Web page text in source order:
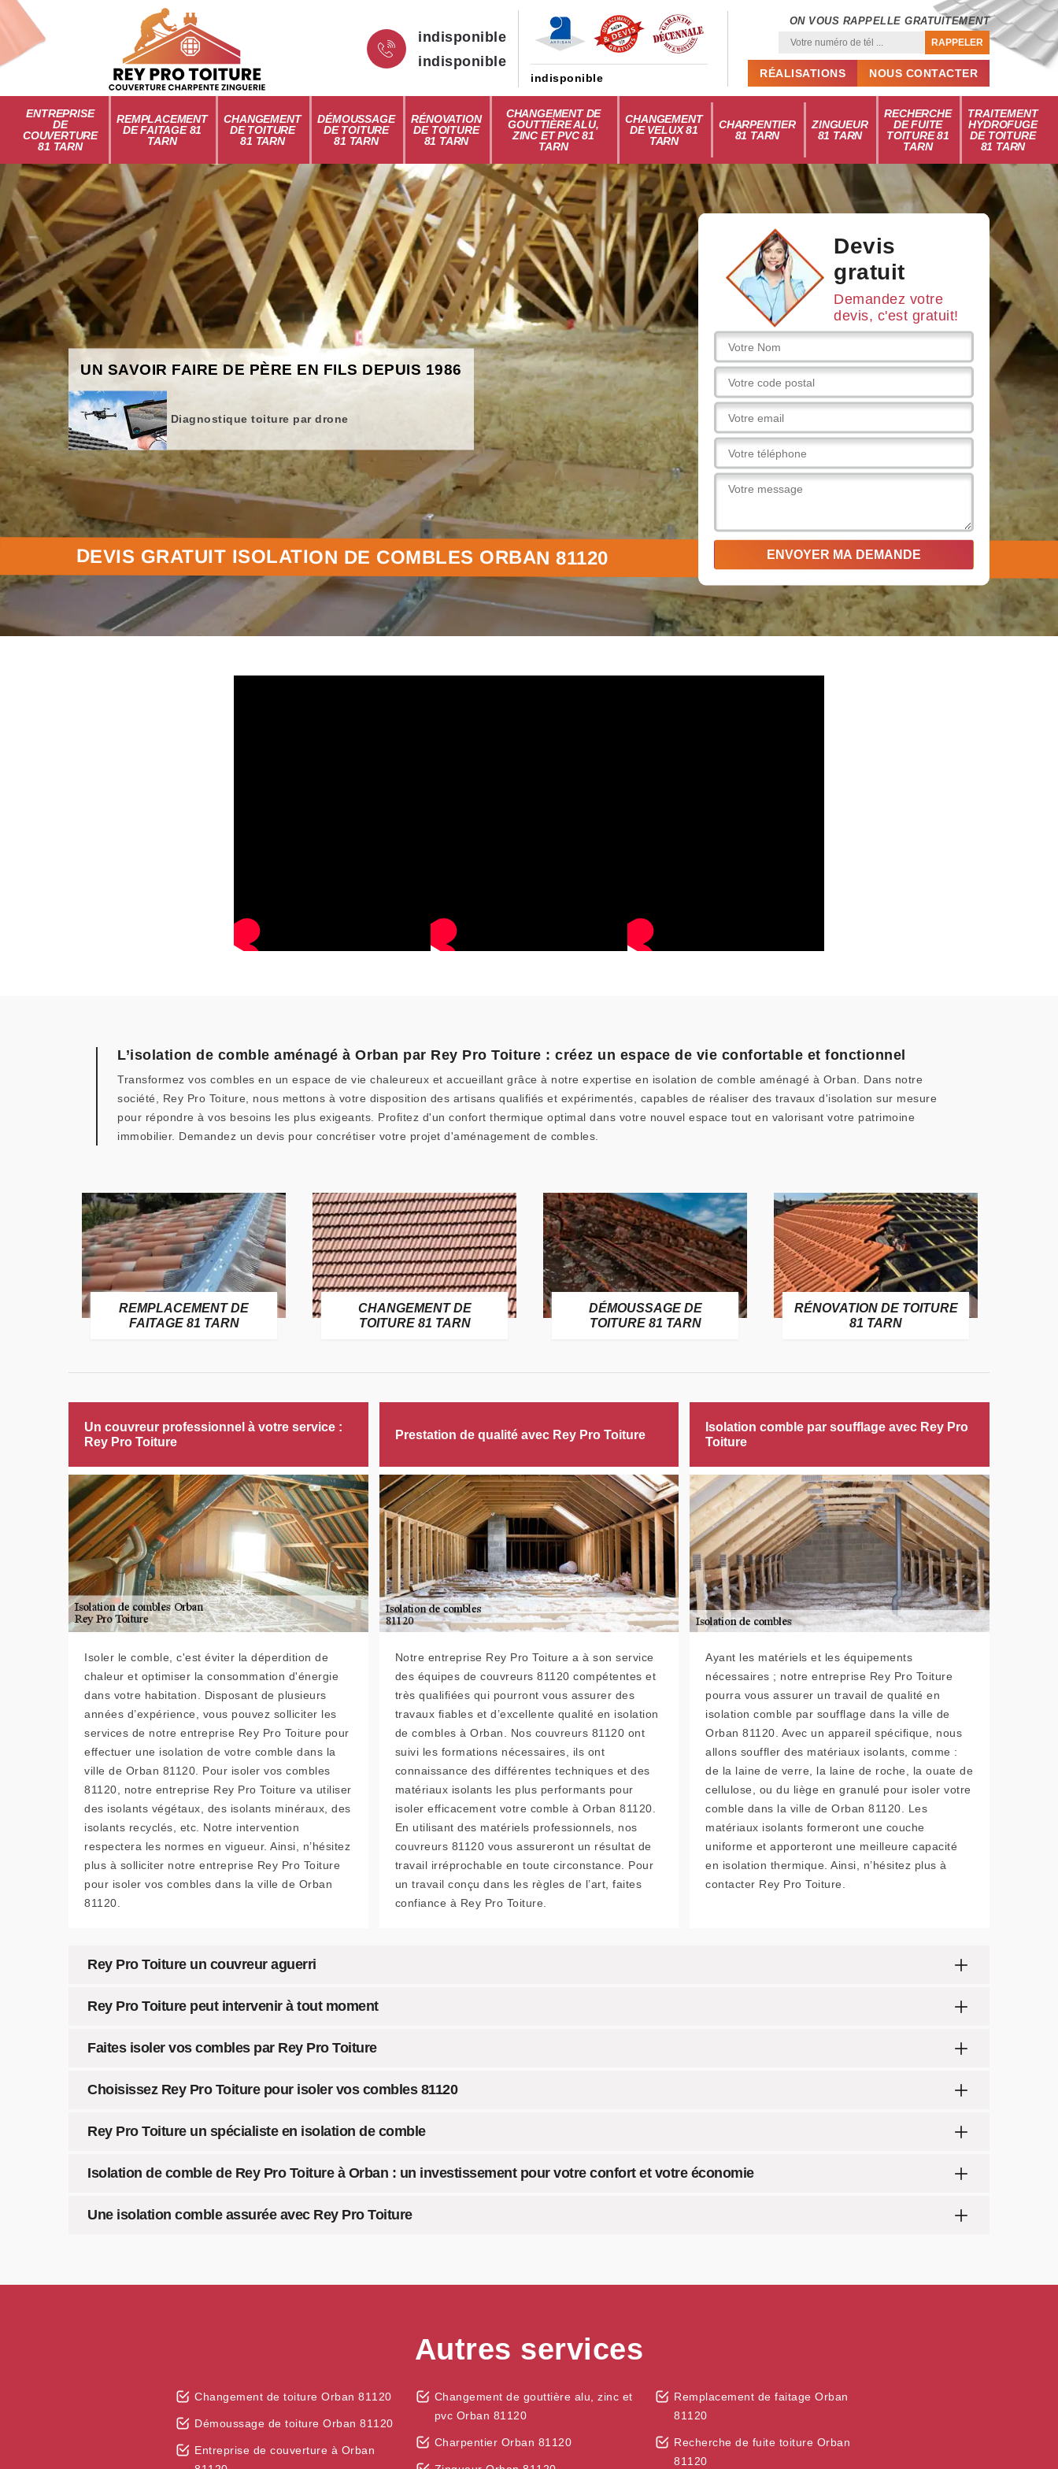
indisponible
indisponible
indisponible
ON VOUS RAPPELLE GRATUITEMENT
RÉALISATIONS NOUS CONTACTER
ENTREPRISE
DE
COUVERTURE
81 TARN
REMPLACEMENT
DE FAITAGE 81
TARN
CHANGEMENT
DE TOITURE
81 TARN
DÉMOUSSAGE
DE TOITURE
81 TARN
RÉNOVATION
DE TOITURE
81 TARN
CHANGEMENT DE
GOUTTIÈRE ALU,
ZINC ET PVC 81
TARN
CHANGEMENT
DE VELUX 81
TARN
CHARPENTIER
81 TARN
ZINGUEUR
81 TARN
RECHERCHE
DE FUITE
TOITURE 81
TARN
TRAITEMENT
HYDROFUGE
DE TOITURE
81 TARN
UN SAVOIR FAIRE DE PÈRE EN FILS DEPUIS 1986
Diagnostique toiture par drone
Devis
gratuit
Demandez votre
devis, c'est gratuit!
DEVIS GRATUIT ISOLATION DE COMBLES ORBAN 81120
L’isolation de comble aménagé à Orban par Rey Pro Toiture : créez un espace de vie confortable et fonctionnel
Transformez vos combles en un espace de vie chaleureux et accueillant grâce à notre expertise en isolation de comble aménagé à Orban. Dans notre
société, Rey Pro Toiture, nous mettons à votre disposition des artisans qualifiés et expérimentés, capables de réaliser des travaux d'isolation sur mesure
pour répondre à vos besoins les plus exigeants. Profitez d'un confort thermique optimal dans votre nouvel espace tout en valorisant votre patrimoine
immobilier. Demandez un devis pour concrétiser votre projet d'aménagement de combles.
REMPLACEMENT DE
FAITAGE 81 TARN
CHANGEMENT DE
TOITURE 81 TARN
DÉMOUSSAGE DE
TOITURE 81 TARN
RÉNOVATION DE TOITURE
81 TARN
Un couvreur professionnel à votre service :
Rey Pro Toiture
Isoler le comble, c'est éviter la déperdition de
chaleur et optimiser la consommation d'énergie
dans votre habitation. Disposant de plusieurs
années d’expérience, vous pouvez solliciter les
services de notre entreprise Rey Pro Toiture pour
effectuer une isolation de votre comble dans la
ville de Orban 81120. Pour isoler vos combles
81120, notre entreprise Rey Pro Toiture va utiliser
des isolants végétaux, des isolants minéraux, des
isolants recyclés, etc. Notre intervention
respectera les normes en vigueur. Ainsi, n’hésitez
plus à solliciter notre entreprise Rey Pro Toiture
pour isoler vos combles dans la ville de Orban
81120.
Prestation de qualité avec Rey Pro Toiture
Notre entreprise Rey Pro Toiture a à son service
des équipes de couvreurs 81120 compétentes et
très qualifiées qui pourront vous assurer des
travaux fiables et d’excellente qualité en isolation
de combles à Orban. Nos couvreurs 81120 ont
suivi les formations nécessaires, ils ont
connaissance des différentes techniques et des
matériaux isolants les plus performants pour
isoler efficacement votre comble à Orban 81120.
En utilisant des matériels professionnels, nos
couvreurs 81120 vous assureront un résultat de
travail irréprochable en toute circonstance. Pour
un travail conçu dans les règles de l’art, faites
confiance à Rey Pro Toiture.
Isolation comble par soufflage avec Rey Pro
Toiture
Ayant les matériels et les équipements
nécessaires ; notre entreprise Rey Pro Toiture
pourra vous assurer un travail de qualité en
isolation comble par soufflage dans la ville de
Orban 81120. Avec un appareil spécifique, nous
allons souffler des matériaux isolants, comme :
de la laine de verre, la laine de roche, la ouate de
cellulose, ou du liège en granulé pour isoler votre
comble dans la ville de Orban 81120. Les
matériaux isolants formeront une couche
uniforme et apporteront une meilleure capacité
en isolation thermique. Ainsi, n’hésitez plus à
contacter Rey Pro Toiture.
Rey Pro Toiture un couvreur aguerri
Rey Pro Toiture peut intervenir à tout moment
Faites isoler vos combles par Rey Pro Toiture
Choisissez Rey Pro Toiture pour isoler vos combles 81120
Rey Pro Toiture un spécialiste en isolation de comble
Isolation de comble de Rey Pro Toiture à Orban : un investissement pour votre confort et votre économie
Une isolation comble assurée avec Rey Pro Toiture
Autres services
Changement de toiture Orban 81120
Démoussage de toiture Orban 81120
Entreprise de couverture à Orban
Changement de gouttière alu, zinc et
pvc Orban 81120
Charpentier Orban 81120
Remplacement de faitage Orban
81120
Recherche de fuite toiture Orban
81120